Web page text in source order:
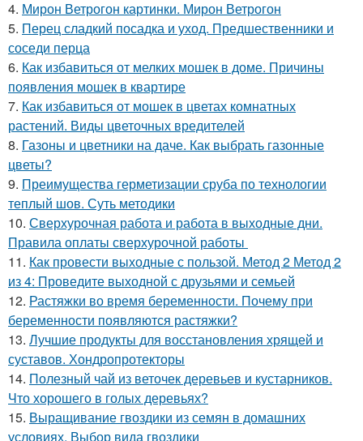
4. Мирон Ветрогон картинки. Мирон Ветрогон
5. Перец сладкий посадка и уход. Предшественники и
соседи перца
6. Как избавиться от мелких мошек в доме. Причины
появления мошек в квартире
7. Как избавиться от мошек в цветах комнатных
растений. Виды цветочных вредителей
8. Газоны и цветники на даче. Как выбрать газонные
цветы?
9. Преимущества герметизации сруба по технологии
теплый шов. Суть методики
10. Сверхурочная работа и работа в выходные дни.
Правила оплаты сверхурочной работы
11. Как провести выходные с пользой. Метод 2 Метод 2
из 4: Проведите выходной с друзьями и семьей
12. Растяжки во время беременности. Почему при
беременности появляются растяжки?
13. Лучшие продукты для восстановления хрящей и
суставов. Хондропротекторы
14. Полезный чай из веточек деревьев и кустарников.
Что хорошего в голых деревьях?
15. Выращивание гвоздики из семян в домашних
условиях. Выбор вида гвоздики